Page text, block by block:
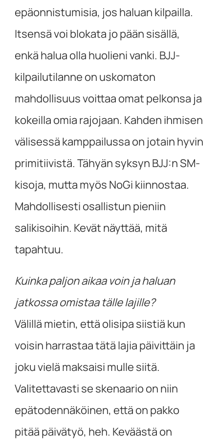
epäonnistumisia, jos haluan kilpailla.
Itsensä voi blokata jo pään sisällä,
enkä halua olla huolieni vanki. BJJ-
kilpailutilanne on uskomaton
mahdollisuus voittaa omat pelkonsa ja
kokeilla omia rajojaan. Kahden ihmisen
välisessä kamppailussa on jotain hyvin
primitiivistä. Tähyän syksyn BJJ:n SM-
kisoja, mutta myös NoGi kiinnostaa.
Mahdollisesti osallistun pieniin
salikisoihin. Kevät näyttää, mitä
tapahtuu.
Kuinka paljon aikaa voin ja haluan
jatkossa omistaa tälle lajille?
Välillä mietin, että olisipa siistiä kun
voisin harrastaa tätä lajia päivittäin ja
joku vielä maksaisi mulle siitä.
Valitettavasti se skenaario on niin
epätodennäköinen, että on pakko
pitää päivätyö, heh. Keväästä on